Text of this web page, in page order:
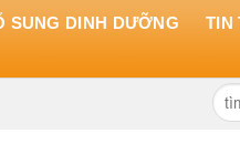
SUNG DINH DƯỠNG TIN
Tìm